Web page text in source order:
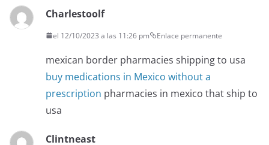
Charlestoolf
el 12/10/2023 a las 11:26 pm Enlace permanente
mexican border pharmacies shipping to usa
buy medications in Mexico without a
prescription pharmacies in mexico that ship to
usa
Clintneast